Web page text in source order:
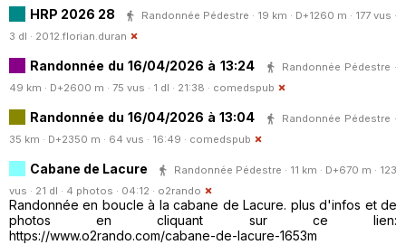
HRP 2026 28
Randonnée Pédestre · 19 km · D+1260 m · 177 vus ·
3 dl · 2012.florian.duran
Randonnée du 16/04/2026 à 13:24
Randonnée Pédestre ·
49 km · D+2600 m · 75 vus · 1 dl · 21:38 · comedspub
Randonnée du 16/04/2026 à 13:04
Randonnée Pédestre ·
35 km · D+2350 m · 64 vus · 16:49 · comedspub
Cabane de Lacure
Randonnée Pédestre · 11 km · D+670 m · 123
vus · 21 dl · 4 photos · 04:12 · o2rando
Randonnée en boucle à la cabane de Lacure. plus d'infos et de
photos en cliquant sur ce lien:
https://www.o2rando.com/cabane-de-lacure-1653m